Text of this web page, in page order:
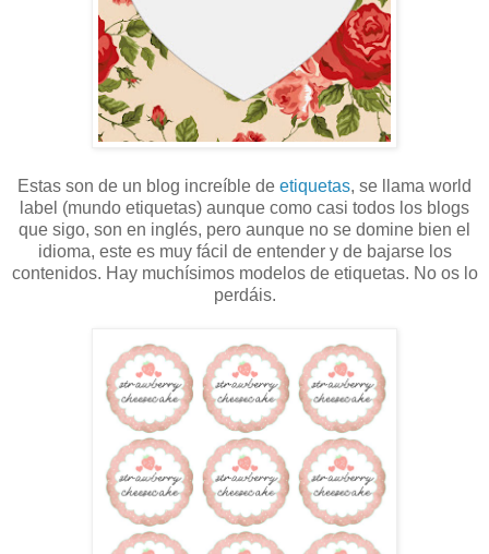
Estas son de un blog increíble de etiquetas, se llama world
label (mundo etiquetas) aunque como casi todos los blogs
que sigo, son en inglés, pero aunque no se domine bien el
idioma, este es muy fácil de entender y de bajarse los
contenidos. Hay muchísimos modelos de etiquetas. No os lo
perdáis.